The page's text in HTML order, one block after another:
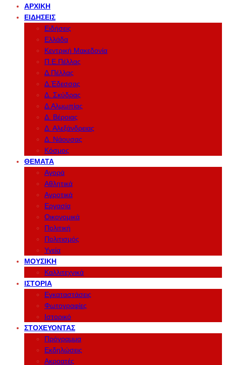
ΑΡΧΙΚΉ
ΕΙΔΉΣΕΙΣ
Ειδήσεις
Ελλάδα
Κεντρική Μακεδονία
Π.Ε.Πέλλας
Δ.Πέλλας
Δ.Έδεσσας
Δ. Σκύδρας
Δ.Αλμωπίας
Δ. Βέροιας
Δ. Αλεξάνδρειας
Δ. Νάουσας
Κόσμος
ΘΈΜΑΤΑ
Αγορά
Αθλητικά
Αγροτικά
Εργασία
Οικονομικά
Πολιτική
Πολιτισμός
Υγεία
ΜΟΥΣΙΚΉ
Καλλιτεχνικά
ΙΣΤΟΡΊΑ
Εγκαταστάσεις
Φωτογραφίες
Ιστορικό
ΣΤΟΧΕΎΟΝΤΑΣ
Πρόγραμμα
Εκδηλώσεις
Ακροατές